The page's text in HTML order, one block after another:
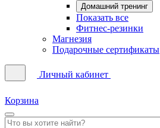
Домашний тренинг
Показать все
Фитнес-резинки
Магнезия
Подарочные сертификаты
Личный кабинет
Корзина